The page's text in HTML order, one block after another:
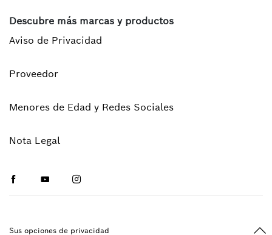
Descubre más marcas y productos
Aviso de Privacidad
Proveedor
Menores de Edad y Redes Sociales
Nota Legal
FacebookYoutubeInstagram
Sus opciones de privacidad